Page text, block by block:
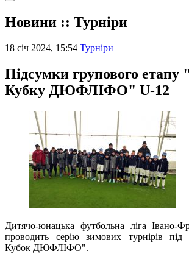
Новини :: Турніри
18 січ 2024, 15:54 Турніри
Підсумки групового етапу
Кубку ДЮФЛІФО" U-12
Дитячо-юнацька футбольна ліга Івано-
проводить серію зимових турнірів
Кубок ДЮФЛІФО".